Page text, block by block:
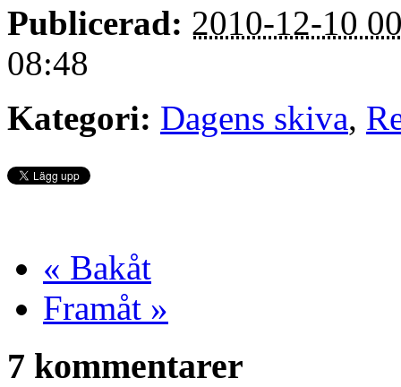
Publicerad: 2010-12-10
08:48
Kategori: Dagens skiva,
« Bakåt
Framåt »
7 kommentarer